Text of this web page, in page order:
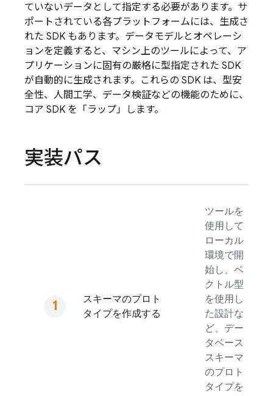
ていないデータとして指定する必要があります。サ
ポートされている各プラットフォームには、生成さ
れた SDK もあります。データモデルとオペレーシ
ョンを定義すると、マシン上のツールによって、ア
プリケーションに固有の厳格に型指定された SDK
が自動的に生成されます。これらの SDK は、型安
全性、人間工学、データ検証などの機能のために、
コア SDK を「ラップ」します。
実装パス
スキーマのプロト
タイプを作成する
ツールを
使用して
ローカル
環境で開
始し、ベ
クトル型
を使用し
た設計な
ど、デー
タベース
スキーマ
のプロト
タイプを